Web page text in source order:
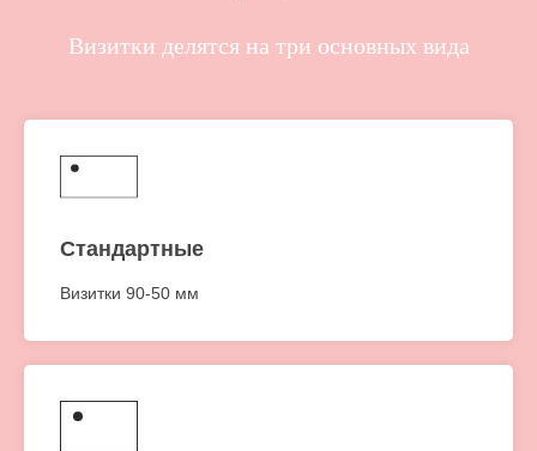
Визитки делятся на три основных вида
Стандартные
Визитки 90-50 мм